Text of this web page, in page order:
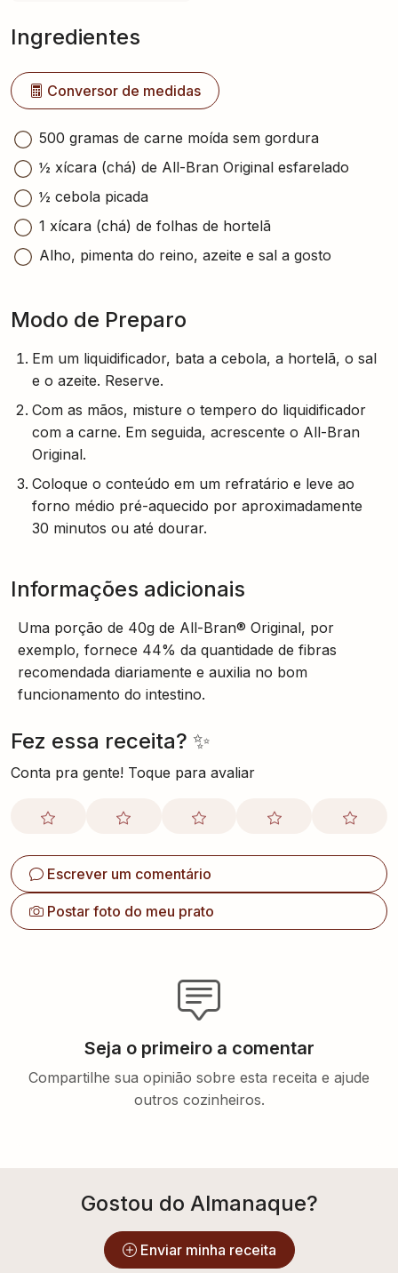
Ingredientes
Conversor de medidas
500 gramas de carne moída sem gordura
½ xícara (chá) de All-Bran Original esfarelado
½ cebola picada
1 xícara (chá) de folhas de hortelã
Alho, pimenta do reino, azeite e sal a gosto
Modo de Preparo
Em um liquidificador, bata a cebola, a hortelã, o sal
e o azeite. Reserve.
Com as mãos, misture o tempero do liquidificador
com a carne. Em seguida, acrescente o All-Bran
Original.
Coloque o conteúdo em um refratário e leve ao
forno médio pré-aquecido por aproximadamente
30 minutos ou até dourar.
Informações adicionais
Uma porção de 40g de All-Bran® Original, por
exemplo, fornece 44% da quantidade de fibras
recomendada diariamente e auxilia no bom
funcionamento do intestino.
Fez essa receita? ✨
Conta pra gente! Toque para avaliar
Escrever um comentário
Postar foto do meu prato
Seja o primeiro a comentar
Compartilhe sua opinião sobre esta receita e ajude
outros cozinheiros.
Gostou do Almanaque?
Enviar minha receita